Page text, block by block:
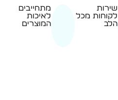
שירות
לקוחות מכל
הלב
מתחייבים
לאיכות
המוצרים